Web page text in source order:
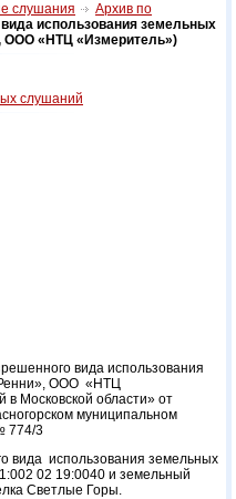
слушания
Архив по
использования земельных
ООО «НТЦ «Измеритель»)
слушаний
вида использования
ООО «НТЦ
в Московской области» от
муниципальном
774/3
вида использования земельных
02 19:0040 и земельный
Светлые Горы.